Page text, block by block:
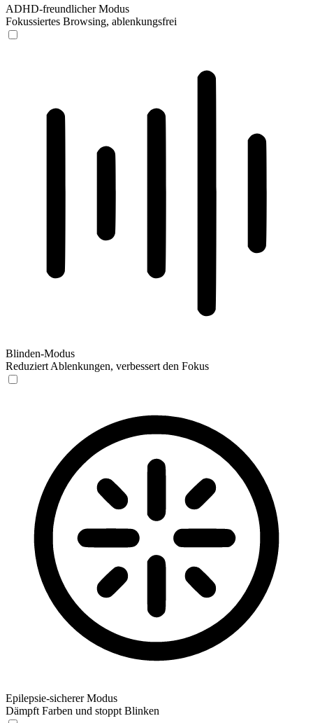
ADHD-freundlicher Modus
Fokussiertes Browsing, ablenkungsfrei
Blinden-Modus
Reduziert Ablenkungen, verbessert den Fokus
Epilepsie-sicherer Modus
Dämpft Farben und stoppt Blinken